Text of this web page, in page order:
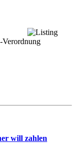
will zahlen